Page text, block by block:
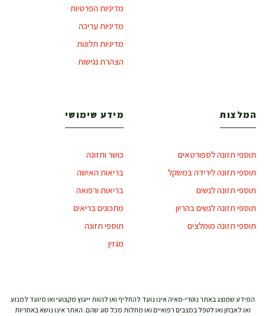
מדיניות הפרטיות
מדיניות עריכה
מדיניות תלונות
הצהרת נגישות
המלצות
תוספי תזונה לספורטאים
תוספי תזונה לירידה במשקל
תוספי תזונה לנשים
תוספי תזונה לנשים בהריון
תוספי תזונה מומלצים
מידע שימושי
כושר ותזונה
בריאות האישה
בריאות ורפואה
מתכונים בריאים
תוספי תזונה
מגזין
המידע שמוצג באתר נוטרי-מאיה אינו נועד להחליף ואו להוות ייעוץ מקצועי ואו מיועד למנוע
ואו לאבחן ואו לטפל במצבים רפואיים ואו מחלות מכל סוג שהם. האתר אינו נושא באחריות